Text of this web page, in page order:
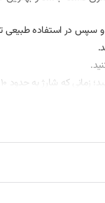
و سپس در استفاده طبیعی
تا ۱۵ درصد رسید، آن را شارژ کنید.